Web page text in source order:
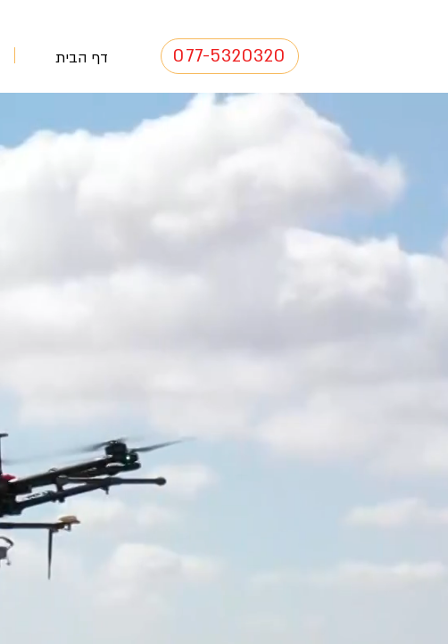
דף הבית 077-5320320